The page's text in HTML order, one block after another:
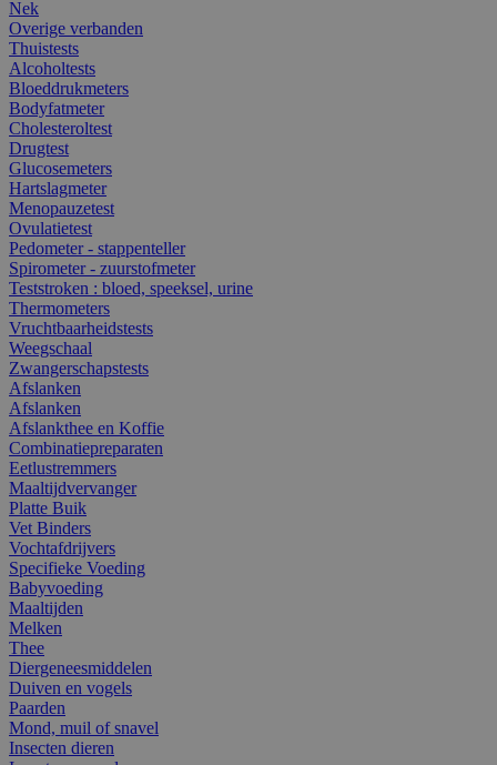
Nek
Overige verbanden
Thuistests
Alcoholtests
Bloeddrukmeters
Bodyfatmeter
Cholesteroltest
Drugtest
Glucosemeters
Hartslagmeter
Menopauzetest
Ovulatietest
Pedometer - stappenteller
Spirometer - zuurstofmeter
Teststroken : bloed, speeksel, urine
Thermometers
Vruchtbaarheidstests
Weegschaal
Zwangerschapstests
Afslanken
Afslanken
Afslankthee en Koffie
Combinatiepreparaten
Eetlustremmers
Maaltijdvervanger
Platte Buik
Vet Binders
Vochtafdrijvers
Specifieke Voeding
Babyvoeding
Maaltijden
Melken
Thee
Diergeneesmiddelen
Duiven en vogels
Paarden
Mond, muil of snavel
Insecten dieren